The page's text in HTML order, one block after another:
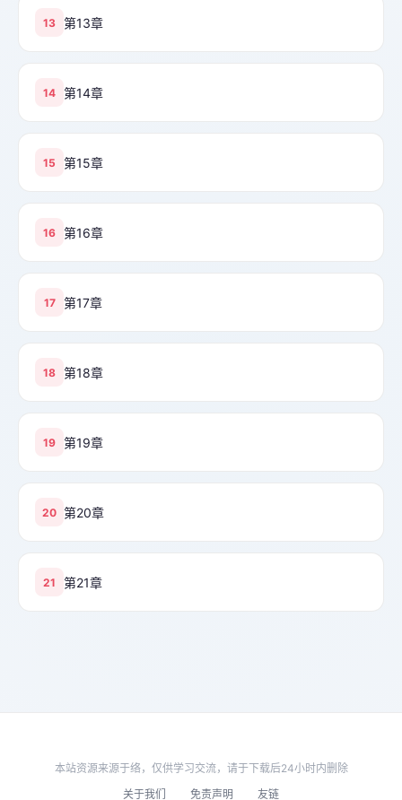
13 第13章
14 第14章
15 第15章
16 第16章
17 第17章
18 第18章
19 第19章
20 第20章
21 第21章
本站资源来源于络，仅供学习交流，请于下载后24小时内删除
关于我们
免责声明 友链